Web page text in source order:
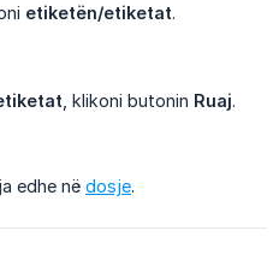
etiketën/etiketat.
, klikoni butonin Ruaj.
edhe në dosje.